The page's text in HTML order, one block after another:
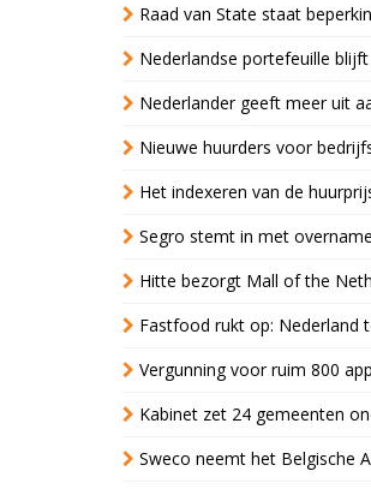
Raad van State staat
Nederlandse portefeuille
Nederlander geeft meer uit
Nieuwe huurders voor
Het indexeren van de
Segro stemt in met
Hitte bezorgt Mall of the
Fastfood rukt op: Nederland
Vergunning voor ruim 800
Kabinet zet 24 gemeenten
Sweco neemt het Belgische